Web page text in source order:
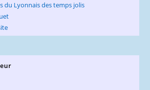
du Lyonnais des temps jolis